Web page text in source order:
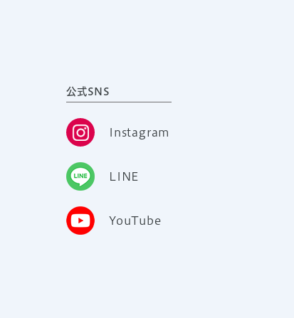
公式SNS
Instagram
LINE
YouTube